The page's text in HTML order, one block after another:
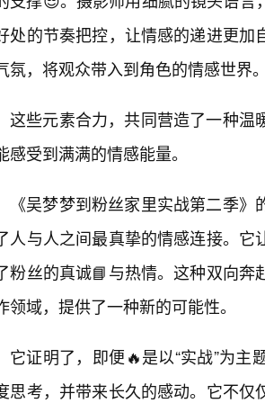
处的节奏把控，让情感的递进更
氛，将观众带入到角色的情感世界
这些元素合力，共同营造了一种温
感受到满满的情感能量。
《吴梦梦到粉丝家里实战第二季
人与人之间最真挚的情感连接。
粉丝的真诚📘与热情。这种双向
领域，提供了一种新的可能性。
它证明了，即便🔥是以“实战”为
思考，并带来长久的感动。它不